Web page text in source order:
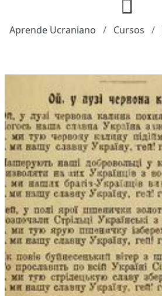
Aprende Ucraniano Cursos